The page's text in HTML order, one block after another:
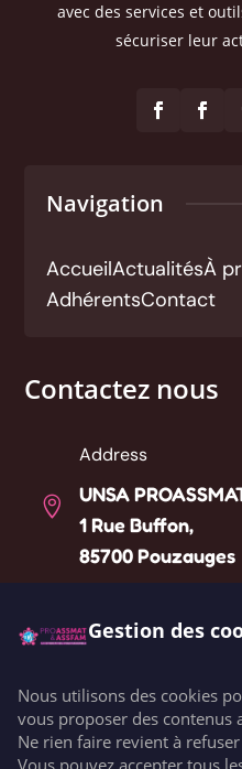
avec des services et
sécuriser leur
Navigation
AccueilActualitésÀ
AdhérentsContact
Contactez nous

Address
UNSA
1 Rue Buffon,
85700 Pouzauges

Téléphone

Email
Gestion des
Nous utilisons des cookies
vous proposer des contenus
Ne rien faire revient à